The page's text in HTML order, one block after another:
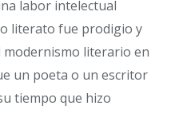
labor intelectual
literato fue prodigio y
literario en
un poeta o un escritor
tiempo que hizo